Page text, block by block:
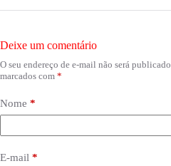
Deixe um comentário
O seu endereço de e-mail não será publicado.
marcados com *
Nome *
E-mail *